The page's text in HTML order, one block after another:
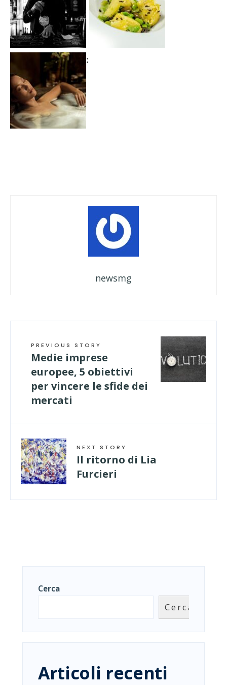
newsmg
PREVIOUS STORY
Medie imprese
europee, 5 obiettivi
per vincere le sfide dei
mercati
NEXT STORY
Il ritorno di Lia
Furcieri
Cerca
Cerca
Articoli recenti